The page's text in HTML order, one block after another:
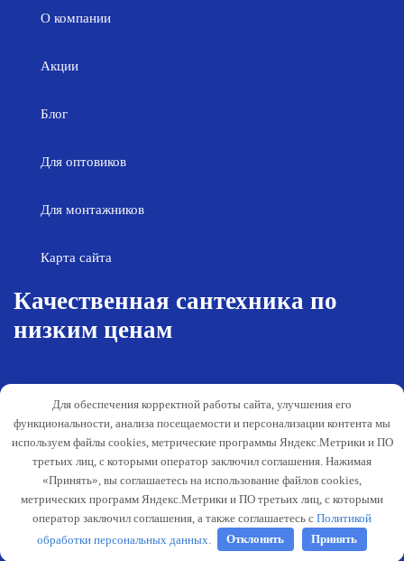
О компании
Акции
Блог
Для оптовиков
Для монтажников
Карта сайта
Качественная сантехника по
низким ценам
Гарантия и обслуживание
Публичная оферта
данных
Способы оплаты
Согласование деятельности
Для обеспечения корректной работы сайта, улучшения его
функциональности, анализа посещаемости и персонализации контента мы
используем файлы cookies, метрические программы Яндекс.Метрики и ПО
третьих лиц, с которыми оператор заключил соглашения. Нажимая
«Принять», вы соглашаетесь на использование файлов cookies,
метрических программ Яндекс.Метрики и ПО третьих лиц, с которыми
оператор заключил соглашения, а также соглашаетесь с Политикой
обработки персональных данных.
Отклонить Принять